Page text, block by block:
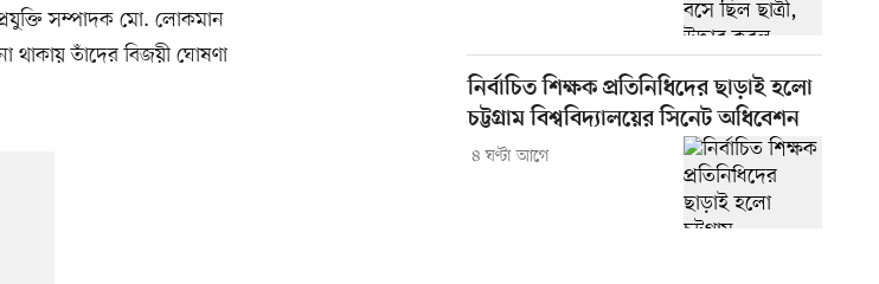
সম্পাদক মো. লোকমান
থাকায় তাঁদের বিজয়ী ঘোষণা
নির্বাচিত শিক্ষক প্রতিনিধিদের ছাড়াই হলো
চট্টগ্রাম বিশ্ববিদ্যালয়ের সিনেট অধিবেশন
৪ ঘণ্টা আগে